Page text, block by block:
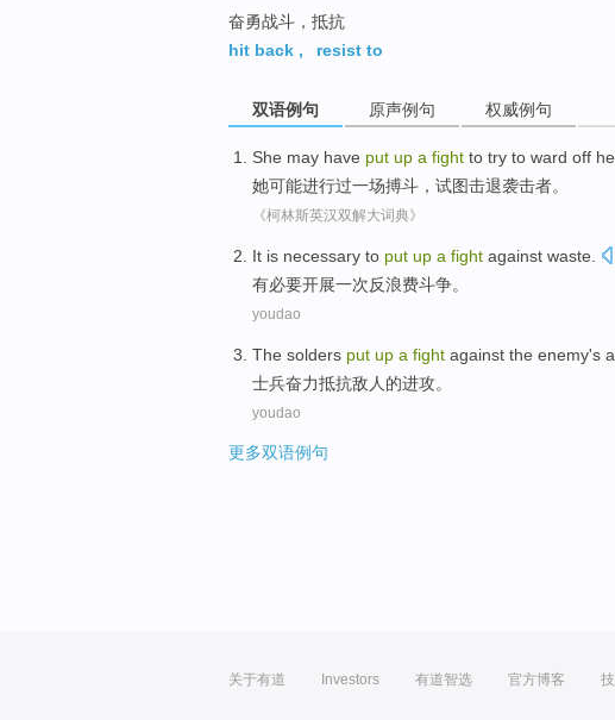
奋勇战斗，抵抗
hit back , resist to
双语例句 原声例句 权威例句
She may have put up a fight to try to ward off
她可能进行过一场搏斗， 试图击退袭击者。
《柯林斯英汉双解大词典》
It is necessary to put up a fight against waste
有必要开展一次反浪费斗争。
youdao
The solders put up a fight against the enemy's
士兵奋力抵抗敌人 的进攻。
youdao
更多双语例句
关于有道 Investors 有道智选 官方博客